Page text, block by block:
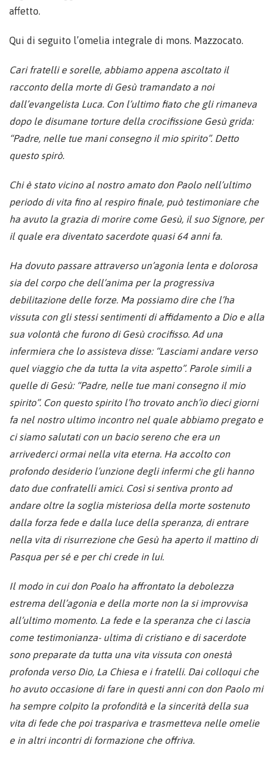
affetto.
Qui di seguito l’omelia integrale di mons. Mazzocato.
Cari fratelli e sorelle, abbiamo appena ascoltato il
racconto della morte di Gesù tramandato a noi
dall’evangelista Luca. Con l’ultimo fiato che gli rimaneva
dopo le disumane torture della crocifissione Gesù grida:
“Padre, nelle tue mani consegno il mio spirito”. Detto
questo spirò.
Chi è stato vicino al nostro amato don Paolo nell’ultimo
periodo di vita fino al respiro finale, può testimoniare che
ha avuto la grazia di morire come Gesù, il suo Signore, per
il quale era diventato sacerdote quasi 64 anni fa.
Ha dovuto passare attraverso un’agonia lenta e dolorosa
sia del corpo che dell’anima per la progressiva
debilitazione delle forze. Ma possiamo dire che l’ha
vissuta con gli stessi sentimenti di affidamento a Dio e alla
sua volontà che furono di Gesù crocifisso. Ad una
infermiera che lo assisteva disse: “Lasciami andare verso
quel viaggio che da tutta la vita aspetto”. Parole simili a
quelle di Gesù: “Padre, nelle tue mani consegno il mio
spirito”. Con questo spirito l’ho trovato anch’io dieci giorni
fa nel nostro ultimo incontro nel quale abbiamo pregato e
ci siamo salutati con un bacio sereno che era un
arrivederci ormai nella vita eterna. Ha accolto con
profondo desiderio l’unzione degli infermi che gli hanno
dato due confratelli amici. Così si sentiva pronto ad
andare oltre la soglia misteriosa della morte sostenuto
dalla forza fede e dalla luce della speranza, di entrare
nella vita di risurrezione che Gesù ha aperto il mattino di
Pasqua per sé e per chi crede in lui.
Il modo in cui don Poalo ha affrontato la debolezza
estrema dell’agonia e della morte non la si improvvisa
all’ultimo momento. La fede e la speranza che ci lascia
come testimonianza- ultima di cristiano e di sacerdote
sono preparate da tutta una vita vissuta con onestà
profonda verso Dio, La Chiesa e i fratelli. Dai colloqui che
ho avuto occasione di fare in questi anni con don Paolo mi
ha sempre colpito la profondità e la sincerità della sua
vita di fede che poi traspariva e trasmetteva nelle omelie
e in altri incontri di formazione che offriva.